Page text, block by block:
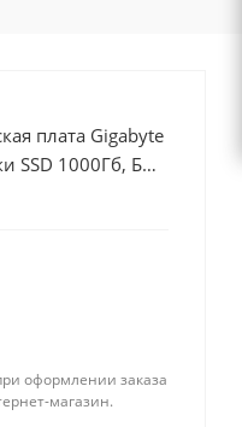
плата Gigabyte
SSD 1000Гб, БП
оформлении заказа
магазин.